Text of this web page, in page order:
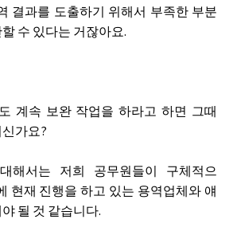
결과를 도출하기 위해서 부족한 부분
수 있다는 거잖아요.
계속 보완 작업을 하라고 하면 그때
가요?
해서는 저희 공무원들이 구체적으
현재 진행을 하고 있는 용역업체와 얘
될 것 같습니다.